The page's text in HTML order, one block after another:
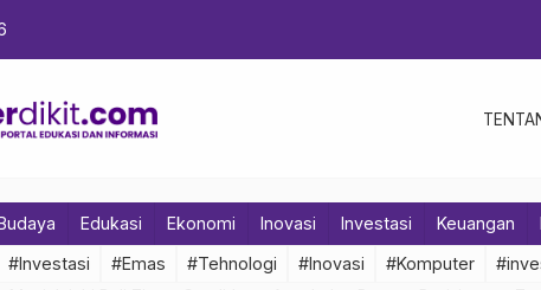
Edukasi Ekonomi Inovasi Investasi Keuangan
#Investasi #Emas #Tehnologi #Inovasi #Komputer